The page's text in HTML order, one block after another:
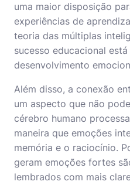
uma maior disposição
experiências de
teoria das múltiplas
sucesso educacional
desenvolvimento
Além disso, a conexão
um aspecto que não
cérebro humano
maneira que emoções
memória e o raciocínio.
geram emoções fortes
lembrados com mais